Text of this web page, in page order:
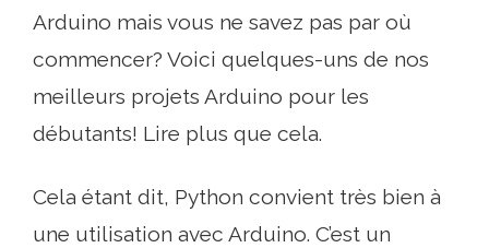
Arduino mais vous ne savez pas par où
commencer? Voici quelques-uns de nos
meilleurs projets Arduino pour les
débutants! Lire plus que cela.
Cela étant dit, Python convient très bien à
une utilisation avec Arduino. C’est un